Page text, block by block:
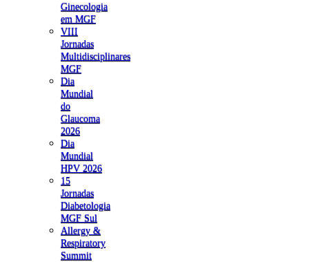
Ginecologia
em MGF
VIII
Jornadas
Multidisciplinares
MGF
Dia
Mundial
do
Glaucoma
2026
Dia
Mundial
HPV 2026
15
Jornadas
Diabetologia
MGF Sul
Allergy &
Respiratory
Summit